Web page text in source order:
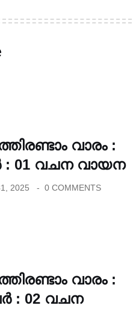
വാരം :
: 01 വചന വായന
2025 0 COMMENTS
വാരം :
: 02 വചന